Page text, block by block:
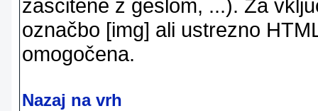
zaščitene z geslom, ...). Za
označbo [img] ali ustrezno
omogočena.
Nazaj na vrh